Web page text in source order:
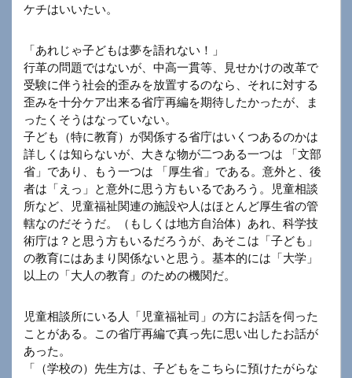
ケチはいいたい。
「あれじゃ子どもは夢を語れない！」
行革の問題ではないが、中高一貫等、見せかけの改革で
受験に伴う社会的歪みを放置するのなら、それに対する
歪みを十分ケア出来る省庁再編を期待したかったが、ま
ったくそうはなっていない。
子ども（特に教育）が関係する省庁はいくつあるのかは
詳しくは知らないが、大きな物が二つある一つは 「文部
省」であり、もう一つは 「厚生省」である。意外と、後
者は「えっ」と意外に思う方もいるであろう。児童相談
所など、児童福祉関連の施設や人はほとんど厚生省の管
轄なのだそうだ。（もしくは地方自治体）あれ、科学技
術庁は？と思う方もいるだろうが、あそこは「子ども」
の教育にはあまり関係ないと思う。基本的には「大学」
以上の「大人の教育」のための機関だ。
児童相談所にいる人「児童福祉司」の方にお話を伺った
ことがある。この省庁再編で真っ先に思い出したお話が
あった。
「（学校の）先生方は、子どもをこちらに預けたがらな